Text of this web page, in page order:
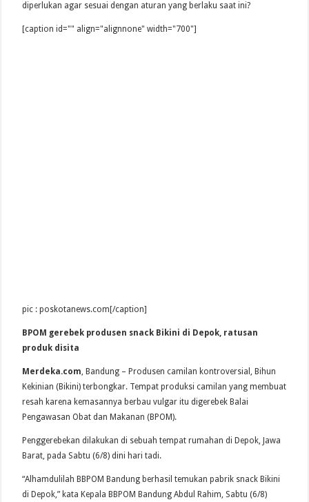
diperlukan agar sesuai dengan aturan yang berlaku saat ini?
[caption id="" align="alignnone" width="700"]
pic : poskotanews.com[/caption]
BPOM gerebek produsen snack Bikini di Depok, ratusan
produk disita
Merdeka.com, Bandung – Produsen camilan kontroversial, Bihun
Kekinian (Bikini) terbongkar. Tempat produksi camilan yang membuat
resah karena kemasannya berbau vulgar itu digerebek Balai
Pengawasan Obat dan Makanan (BPOM).
Penggerebekan dilakukan di sebuah tempat rumahan di Depok, Jawa
Barat, pada Sabtu (6/8) dini hari tadi.
“Alhamdulilah BBPOM Bandung berhasil temukan pabrik snack Bikini
di Depok,” kata Kepala BBPOM Bandung Abdul Rahim, Sabtu (6/8)